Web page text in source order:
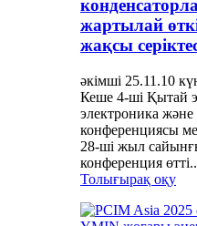
жартылай
жақсы
әкімші 25.11.10
Кеше 4-ші Қытай
электроника
конференциясы
28-ші жыл
конференция
Толығырақ оқу